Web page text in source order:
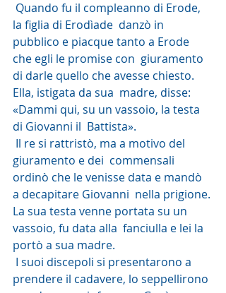
la figlia di Erodìade  danzò in
pubblico e piacque tanto a Erode
che egli le promise con  giuramento
di darle quello che avesse chiesto.
Ella, istigata da sua  madre, disse:
«Dammi qui, su un vassoio, la testa
di Giovanni il  Battista».
giuramento e dei  commensali
ordinò che le venisse data e mandò
a decapitare Giovanni  nella prigione.
La sua testa venne portata su un
vassoio, fu data alla  fanciulla e lei la
portò a sua madre.
prendere il cadavere, lo seppellirono